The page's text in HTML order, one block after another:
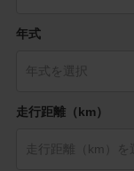
年式
走行距離（km）